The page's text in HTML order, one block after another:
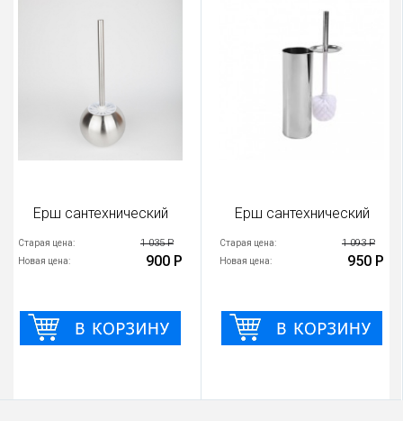
Ерш сантехнический
Старая цена: 1 035 Р
Новая цена: 900 Р
Ерш сантехнический
Старая цена: 1 093 Р
Новая цена: 950 Р